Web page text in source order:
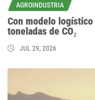
AGROINDUSTRIA
Con modelo
toneladas de CO₂
JUL 29, 2026